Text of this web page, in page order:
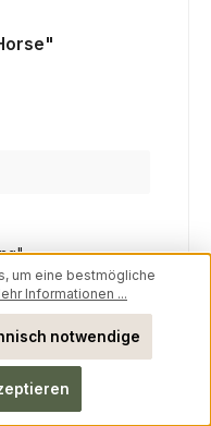
um eine bestmögliche
Informationen ...
notwendige